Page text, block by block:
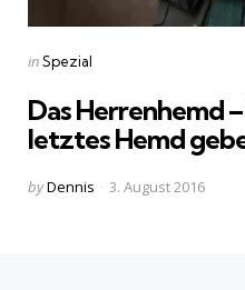
Categories
Posted
inSpezial
Das Herrenhemd
letztes Hemd
Posted
byDennis 3. August 2016